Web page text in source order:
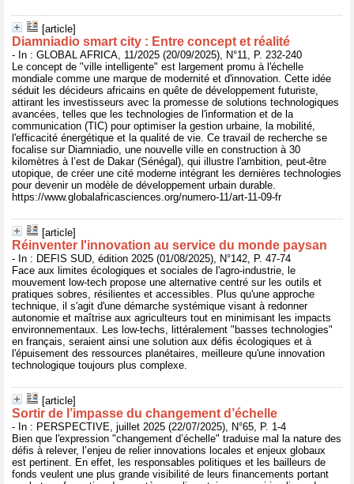
[article]
Diamniadio smart city : Entre concept et réalité
- In : GLOBAL AFRICA, 11/2025 (20/09/2025), N°11, P. 232-240
Le concept de "ville intelligente" est largement promu à l'échelle
mondiale comme une marque de modernité et d'innovation. Cette idée
séduit les décideurs africains en quête de développement futuriste,
attirant les investisseurs avec la promesse de solutions technologiques
avancées, telles que les technologies de l'information et de la
communication (TIC) pour optimiser la gestion urbaine, la mobilité,
l'efficacité énergétique et la qualité de vie. Ce travail de recherche se
focalise sur Diamniadio, une nouvelle ville en construction à 30
kilomètres à l’est de Dakar (Sénégal), qui illustre l'ambition, peut-être
utopique, de créer une cité moderne intégrant les dernières technologies
pour devenir un modèle de développement urbain durable.
https://www.globalafricasciences.org/numero-11/art-11-09-fr
[article]
Réinventer l'innovation au service du monde paysan
- In : DEFIS SUD, édition 2025 (01/08/2025), N°142, P. 47-74
Face aux limites écologiques et sociales de l'agro-industrie, le
mouvement low-tech propose une alternative centré sur les outils et
pratiques sobres, résilientes et accessibles. Plus qu'une approche
technique, il s'agit d'une démarche systémique visant à redonner
autonomie et maîtrise aux agriculteurs tout en minimisant les impacts
environnementaux. Les low-techs, littéralement "basses technologies"
en français, seraient ainsi une solution aux défis écologiques et à
l'épuisement des ressources planétaires, meilleure qu'une innovation
technologique toujours plus complexe.
[article]
Sortir de l’impasse du changement d’échelle
- In : PERSPECTIVE, juillet 2025 (22/07/2025), N°65, P. 1-4
Bien que l'expression "changement d’échelle" traduise mal la nature des
défis à relever, l’enjeu de relier innovations locales et enjeux globaux
est pertinent. En effet, les responsables politiques et les bailleurs de
fonds veulent une plus grande visibilité de leurs financements portant